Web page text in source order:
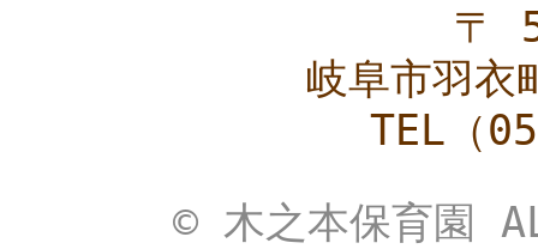
〒
岐阜市羽衣
TEL（
© 木之本保育園